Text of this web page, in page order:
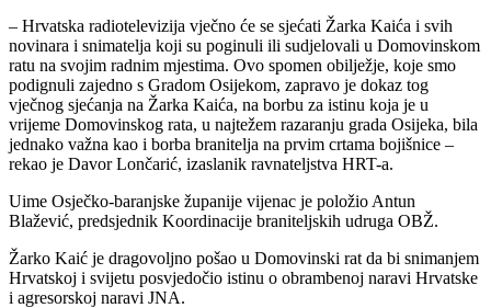
– Hrvatska radiotelevizija vječno će se sjećati Žarka Kaića i svih
novinara i snimatelja koji su poginuli ili sudjelovali u Domovinskom
ratu na svojim radnim mjestima. Ovo spomen obilježje, koje smo
podignuli zajedno s Gradom Osijekom, zapravo je dokaz tog
vječnog sjećanja na Žarka Kaića, na borbu za istinu koja je u
vrijeme Domovinskog rata, u najtežem razaranju grada Osijeka, bila
jednako važna kao i borba branitelja na prvim crtama bojišnice –
rekao je Davor Lončarić, izaslanik ravnateljstva HRT-a.
Uime Osječko-baranjske županije vijenac je položio Antun
Blažević, predsjednik Koordinacije braniteljskih udruga OBŽ.
Žarko Kaić je dragovoljno pošao u Domovinski rat da bi snimanjem
Hrvatskoj i svijetu posvjedočio istinu o obrambenoj naravi Hrvatske
i agresorskoj naravi JNA.